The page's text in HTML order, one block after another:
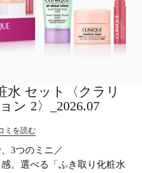
水 セット〈クラリ
ン 2〉_2026.07
ミを読む
3つのミニ／
。選べる「ふき取り化粧水